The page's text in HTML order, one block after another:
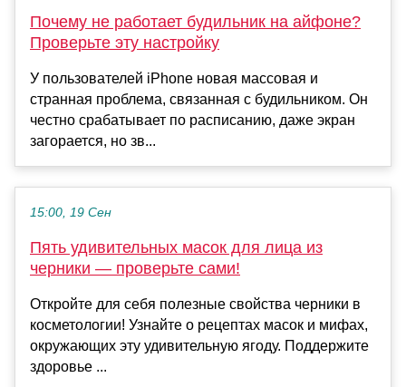
Почему не работает будильник на айфоне?
Проверьте эту настройку
У пользователей iPhone новая массовая и
странная проблема, связанная с будильником. Он
честно срабатывает по расписанию, даже экран
загорается, но зв...
15:00, 19 Сен
Пять удивительных масок для лица из
черники — проверьте сами!
Откройте для себя полезные свойства черники в
косметологии! Узнайте о рецептах масок и мифах,
окружающих эту удивительную ягоду. Поддержите
здоровье ...